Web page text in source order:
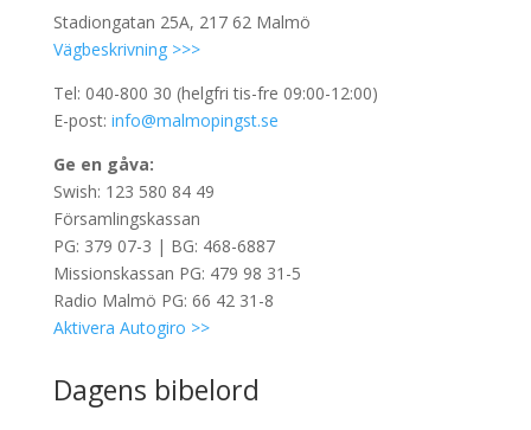
Stadiongatan 25A, 217 62 Malmö
Vägbeskrivning >>>
Tel: 040-800 30 (helgfri tis-fre 09:00-12:00)
E-post: info@malmopingst.se
Ge en gåva:
Swish: 123 580 84 49
Församlingskassan
PG: 379 07-3 | BG: 468-6887
Missionskassan PG: 479 98 31-5
Radio Malmö PG: 66 42 31-8
Aktivera Autogiro >>
Dagens bibelord